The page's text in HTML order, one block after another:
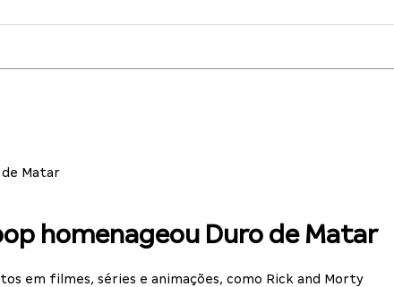
Matar
homenageou Duro de Matar
em filmes, séries e animações, como Rick and Morty